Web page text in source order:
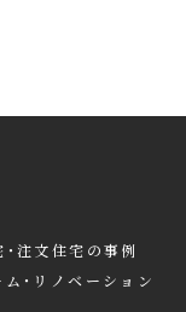
･注文住宅の事例
ム･リノベーション